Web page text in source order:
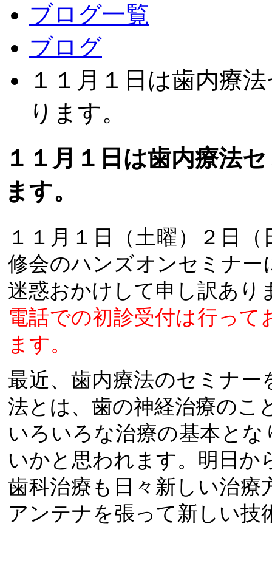
ブログ一覧
ブログ
１１月１日は歯内療
ります。
１１月１日は歯内療法
ます。
１１月１日（土曜）２日
修会のハンズオンセミナ
迷惑おかけして申し訳あり
電話での初診受付は行っ
ます。
最近、歯内療法のセミナ
法とは、歯の神経治療のこ
いろいろな治療の基本と
いかと思われます。明日か
歯科治療も日々新しい治
アンテナを張って新しい技